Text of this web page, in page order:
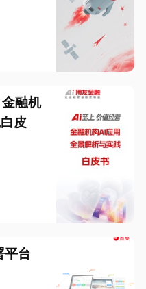
融机
皮
平台